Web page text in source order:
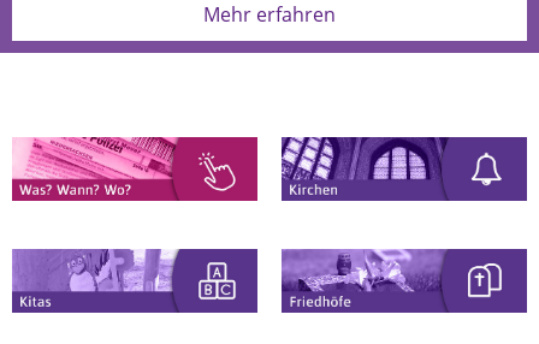
Mehr erfahren